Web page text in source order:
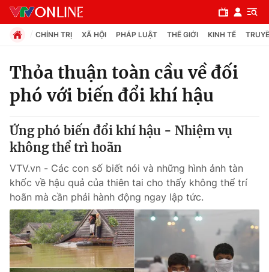
Chuyên mục
Chính trị
Xã hội
Pháp luật
Y tế
Thế giới
CHÍNH TRỊ XÃ HỘI PHÁP LUẬT THẾ GIỚI KINH TẾ
Thỏa thuận toàn cầu về đối
phó với biến đổi khí hậu
Ứng phó biến đổi khí hậu - Nhiệm vụ
không thể trì hoãn
VTV.vn - Các con số biết nói và những hình ảnh tàn
khốc về hậu quả của thiên tai cho thấy không thể trí
hoãn mà cần phải hành động ngay lập tức.